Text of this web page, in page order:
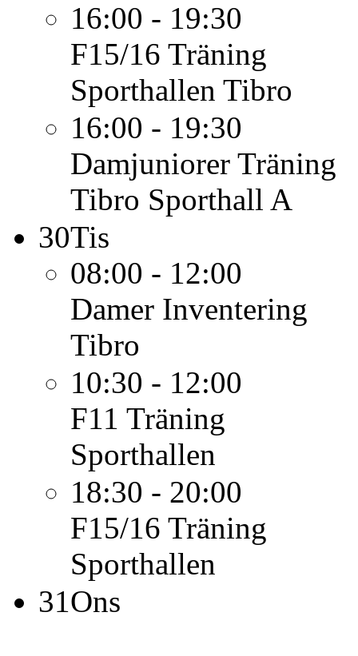
16:00 - 19:30
F15/16 Träning
Sporthallen Tibro
16:00 - 19:30
Damjuniorer Träning
Tibro Sporthall A
30Tis
08:00 - 12:00
Damer Inventering
Tibro
10:30 - 12:00
F11 Träning
Sporthallen
18:30 - 20:00
F15/16 Träning
Sporthallen
31Ons